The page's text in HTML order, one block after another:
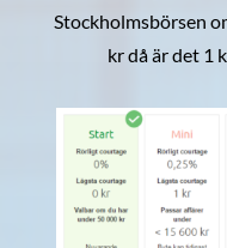
Stockholmsbörsen
kr då är det 1